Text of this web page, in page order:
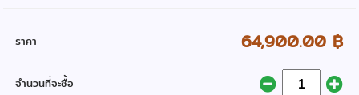
ราคา 64,900.00 ฿
จำนวนที่จะซื้อ